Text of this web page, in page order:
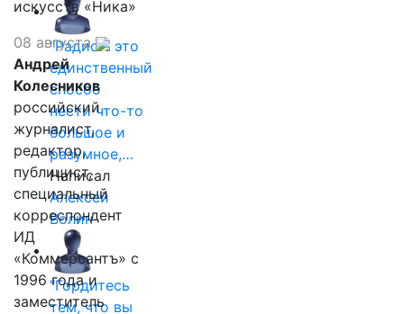
"Радио - это
единственный
способ
нести что-то
большое и
разумное,…
Написал
Алексей
Волин
"Гордитесь
тем, что вы
искусств «Ника»
08 августа
Андрей
Колесников
российский
журналист,
редактор,
публицист,
специальный
корреспондент
ИД
«Коммерсантъ» с
1996 года и
заместитель